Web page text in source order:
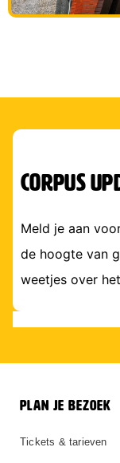
corpus
Meld je aan
de hoogte van
weetjes over
PLAN JE BEZOEK
Tickets & tarieven